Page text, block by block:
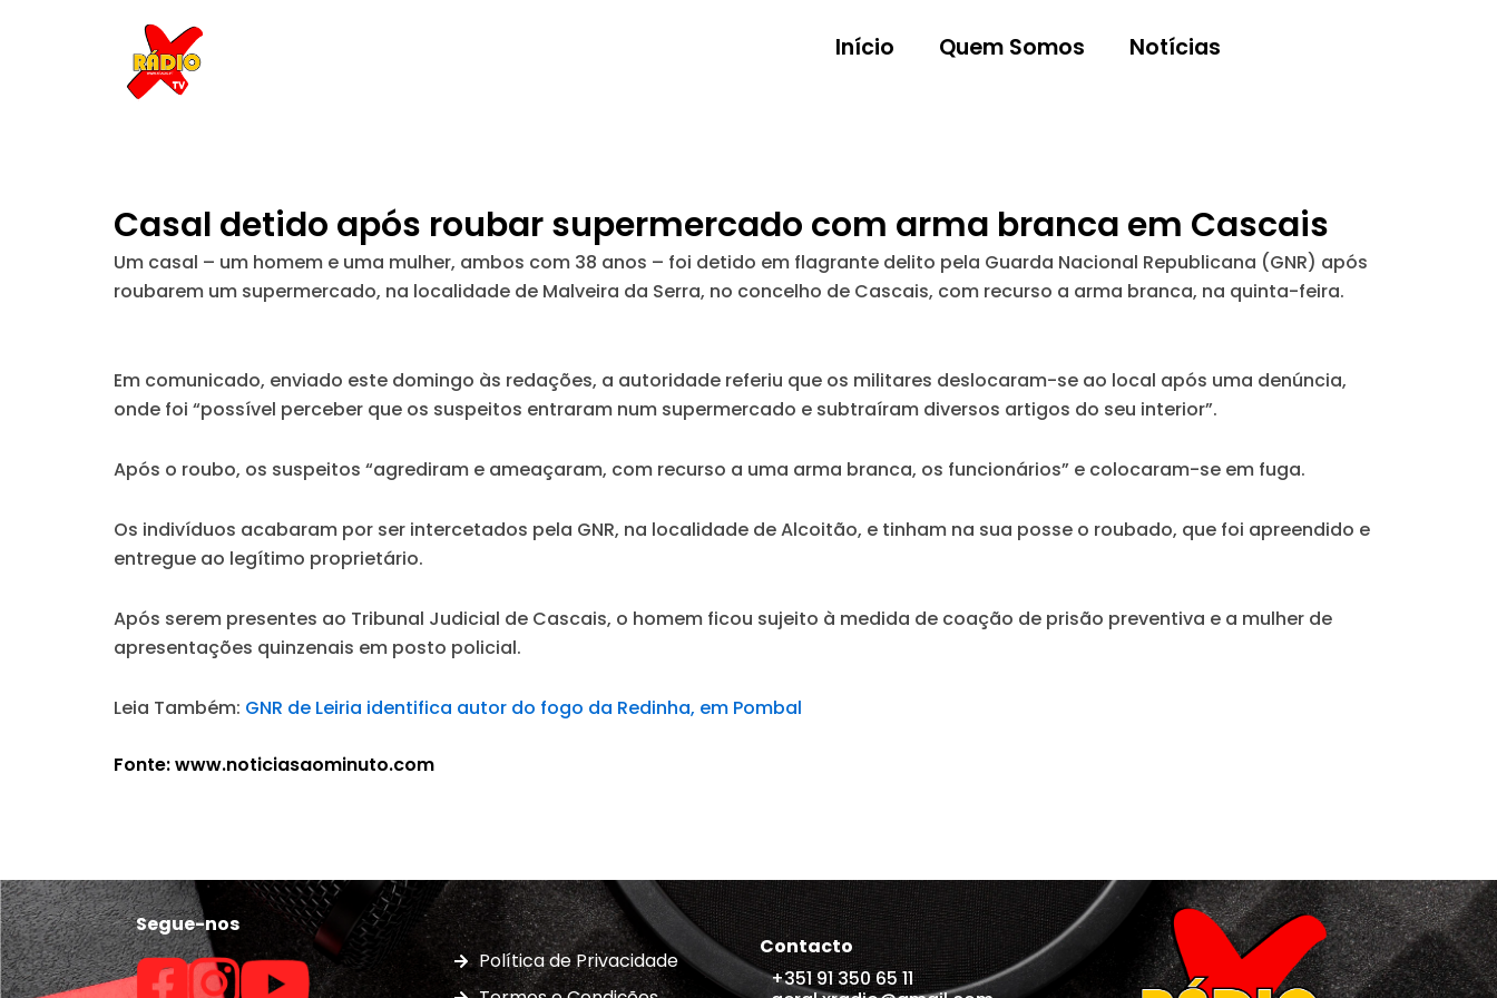
Início Quem Somos Notícias
Casal detido após roubar supermercado com arma branca em Cascais
Um casal – um homem e uma mulher, ambos com 38 anos – foi detido em flagrante delito pela Guarda Nacional Republicana (GNR) após
roubarem um supermercado, na localidade de Malveira da Serra, no concelho de Cascais, com recurso a arma branca, na quinta-feira.
Em comunicado, enviado este domingo às redações, a autoridade referiu que os militares deslocaram-se ao local após uma denúncia,
onde foi “possível perceber que os suspeitos entraram num supermercado e subtraíram diversos artigos do seu interior”.
Após o roubo, os suspeitos “agrediram e ameaçaram, com recurso a uma arma branca, os funcionários” e colocaram-se em fuga.
Os indivíduos acabaram por ser intercetados pela GNR, na localidade de Alcoitão, e tinham na sua posse o roubado, que foi apreendido e
entregue ao legítimo proprietário.
Após serem presentes ao Tribunal Judicial de Cascais, o homem ficou sujeito à medida de coação de prisão preventiva e a mulher de
apresentações quinzenais em posto policial.
Leia Também: GNR de Leiria identifica autor do fogo da Redinha, em Pombal
Fonte: www.noticiasaominuto.com
Segue-nos
Política de Privacidade
Contacto
+351 91 350 65 11